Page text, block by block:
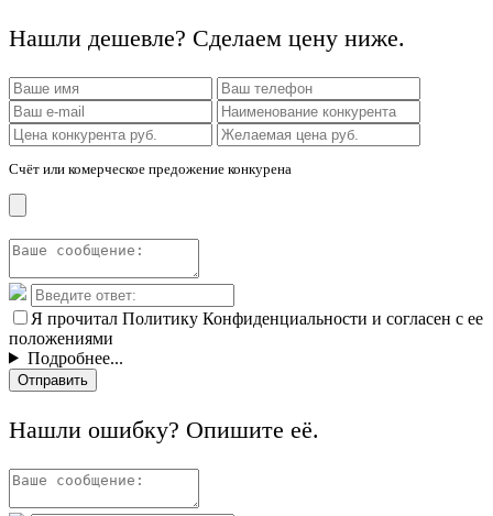
Нашли дешевле? Сделаем цену ниже.
Счёт или комерческое предожение конкурена
Я прочитал Политику Конфиденциальности и согласен с ее
положениями
Подробнее...
Отправить
Нашли ошибку? Опишите её.